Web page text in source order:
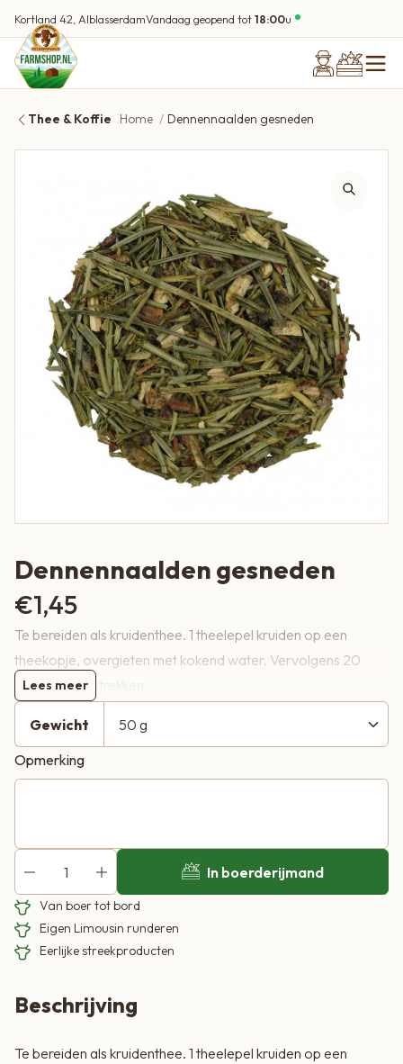
Kortland 42, AlblasserdamVandaag geopend tot18:00u
Thee & Koffie Home Dennennaalden gesneden
Dennennaalden gesneden
€1,45
Te bereiden als kruidenthee. 1 theelepel kruiden op een
theekopje, overgieten met kokend water. Vervolgens 20
minuten laten trekken.
Waarschuwing:
Ingrediënten:
Dennennaalden gesneden
Lees meer
Gewicht
Opmerking
In boerderijmand
Van boer tot bord
Eigen Limousin runderen
Eerlijke streekproducten
Beschrijving
Te bereiden als kruidenthee. 1 theelepel kruiden op een